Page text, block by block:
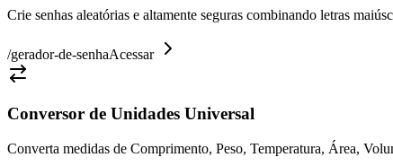
Crie senhas aleatórias e altamente seguras combinando letras
/gerador-de-senhaAcessar
Conversor de Unidades Universal
Converta medidas de Comprimento, Peso, Temperatura, Área,